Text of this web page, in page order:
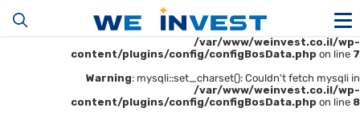
Warning
: mysqli::__construct(): (HY000/1045): Access denied for user
'u414896523_maofData'@'161.35.22.140' (using password: YES) in
/var/www/weinvest.co.il/wp-
content/plugins/config/configBosData.php on line 7
Warning: mysqli::set_charset(): Couldn't fetch mysqli in
/var/www/weinvest.co.il/wp-
content/plugins/config/configBosData.php on line 8